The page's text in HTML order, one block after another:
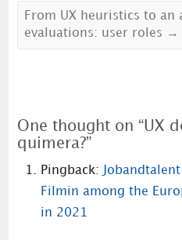
From UX heuristics to
evaluations: user roles →
One thought on “UX
quimera?”
Pingback:
Filmin among the
in 2021